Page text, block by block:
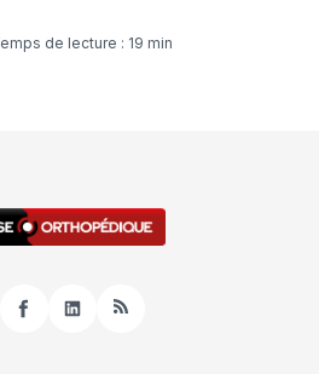
Temps de lecture : 19 min
FacebookLinkedInRSS